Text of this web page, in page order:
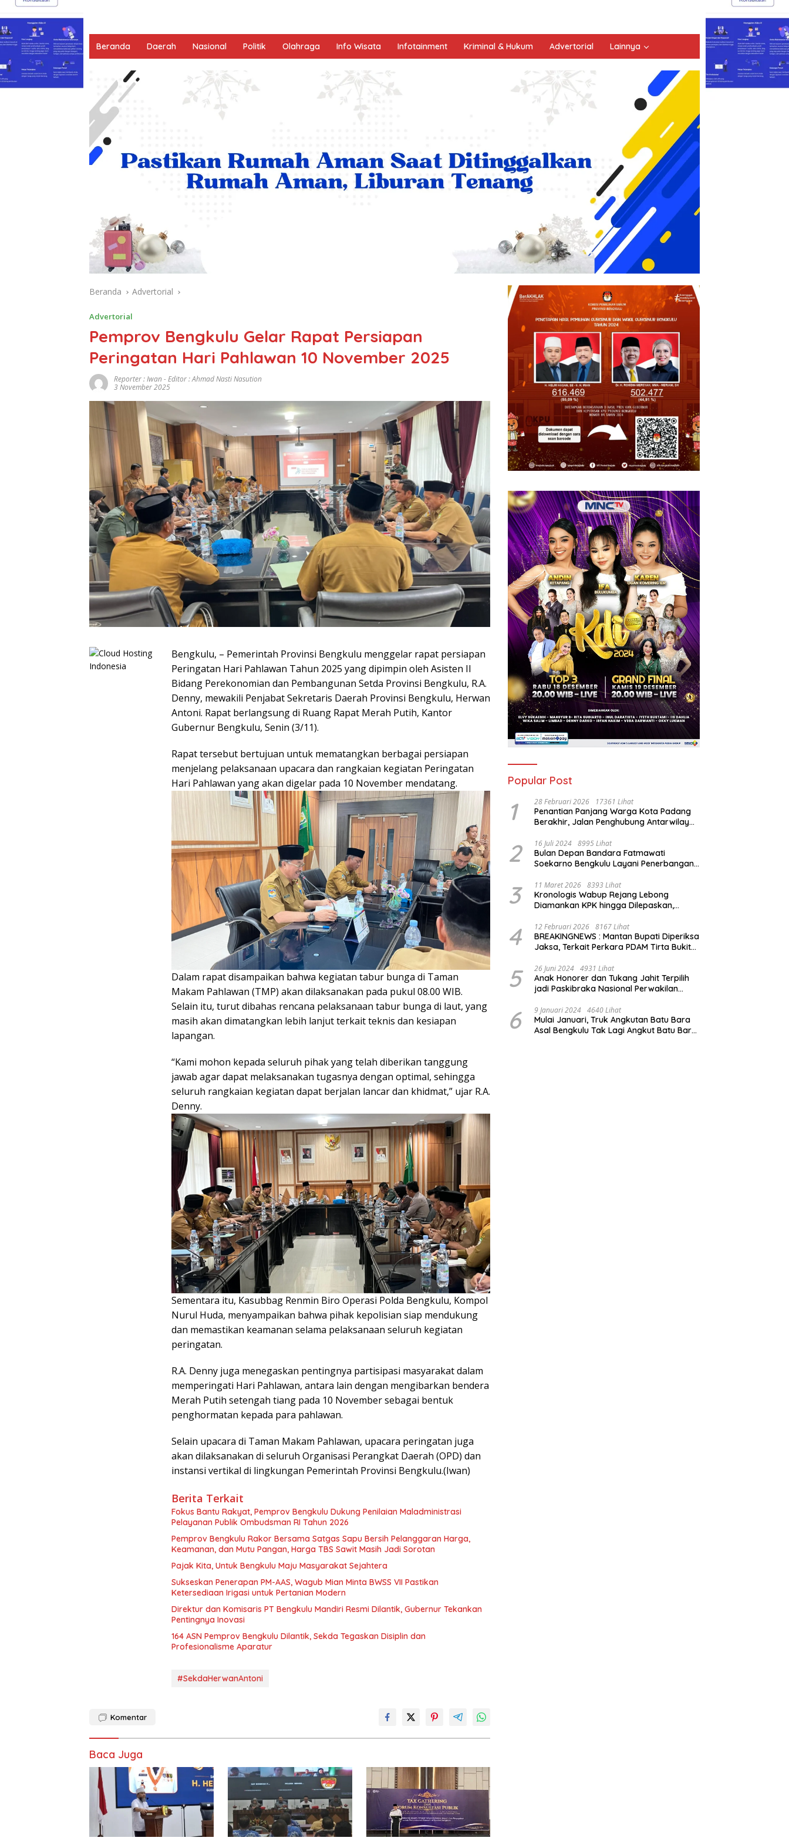
Beranda Daerah Nasional Politik Olahraga Info Wisata Infotainment Kriminal & Hukum Advertorial Lainnya
Beranda Advertorial
Advertorial
Pemprov Bengkulu Gelar Rapat Persiapan
Peringatan Hari Pahlawan 10 November 2025
Reporter : Iwan - Editor : Ahmad Nasti Nasution
3 November 2025
Bengkulu, – Pemerintah Provinsi Bengkulu menggelar rapat persiapan
Peringatan Hari Pahlawan Tahun 2025 yang dipimpin oleh Asisten II
Bidang Perekonomian dan Pembangunan Setda Provinsi Bengkulu, R.A.
Denny, mewakili Penjabat Sekretaris Daerah Provinsi Bengkulu, Herwan
Antoni. Rapat berlangsung di Ruang Rapat Merah Putih, Kantor
Gubernur Bengkulu, Senin (3/11).
Rapat tersebut bertujuan untuk mematangkan berbagai persiapan
menjelang pelaksanaan upacara dan rangkaian kegiatan Peringatan
Hari Pahlawan yang akan digelar pada 10 November mendatang.
Dalam rapat disampaikan bahwa kegiatan tabur bunga di Taman
Makam Pahlawan (TMP) akan dilaksanakan pada pukul 08.00 WIB.
Selain itu, turut dibahas rencana pelaksanaan tabur bunga di laut, yang
masih akan dimatangkan lebih lanjut terkait teknis dan kesiapan
lapangan.
“Kami mohon kepada seluruh pihak yang telah diberikan tanggung
jawab agar dapat melaksanakan tugasnya dengan optimal, sehingga
seluruh rangkaian kegiatan dapat berjalan lancar dan khidmat,” ujar R.A.
Denny.
Sementara itu, Kasubbag Renmin Biro Operasi Polda Bengkulu, Kompol
Nurul Huda, menyampaikan bahwa pihak kepolisian siap mendukung
dan memastikan keamanan selama pelaksanaan seluruh kegiatan
peringatan.
R.A. Denny juga menegaskan pentingnya partisipasi masyarakat dalam
memperingati Hari Pahlawan, antara lain dengan mengibarkan bendera
Merah Putih setengah tiang pada 10 November sebagai bentuk
penghormatan kepada para pahlawan.
Selain upacara di Taman Makam Pahlawan, upacara peringatan juga
akan dilaksanakan di seluruh Organisasi Perangkat Daerah (OPD) dan
instansi vertikal di lingkungan Pemerintah Provinsi Bengkulu.(Iwan)
Berita Terkait
Fokus Bantu Rakyat, Pemprov Bengkulu Dukung Penilaian Maladministrasi
Pelayanan Publik Ombudsman RI Tahun 2026
Pemprov Bengkulu Rakor Bersama Satgas Sapu Bersih Pelanggaran Harga,
Keamanan, dan Mutu Pangan, Harga TBS Sawit Masih Jadi Sorotan
Pajak Kita, Untuk Bengkulu Maju Masyarakat Sejahtera
Sukseskan Penerapan PM-AAS, Wagub Mian Minta BWSS VII Pastikan
Ketersediaan Irigasi untuk Pertanian Modern
Direktur dan Komisaris PT Bengkulu Mandiri Resmi Dilantik, Gubernur Tekankan
Pentingnya Inovasi
164 ASN Pemprov Bengkulu Dilantik, Sekda Tegaskan Disiplin dan
Profesionalisme Aparatur
#SekdaHerwanAntoni
Komentar
Baca Juga
Popular Post
1 28 Februari 2026 17361 Lihat
Penantian Panjang Warga Kota Padang
Berakhir, Jalan Penghubung Antarwilayah
2 16 Juli 2024 8995 Lihat
Bulan Depan Bandara Fatmawati
Soekarno Bengkulu Layani Penerbangan
3 11 Maret 2026 8393 Lihat
Kronologis Wabup Rejang Lebong
Diamankan KPK hingga Dilepaskan,
4 12 Februari 2026 8167 Lihat
BREAKINGNEWS : Mantan Bupati Diperiksa
Jaksa, Terkait Perkara PDAM Tirta Bukit
5 26 Juni 2024 4931 Lihat
Anak Honorer dan Tukang Jahit Terpilih
jadi Paskibraka Nasional Perwakilan
6 9 Januari 2024 4640 Lihat
Mulai Januari, Truk Angkutan Batu Bara
Asal Bengkulu Tak Lagi Angkut Batu Bara